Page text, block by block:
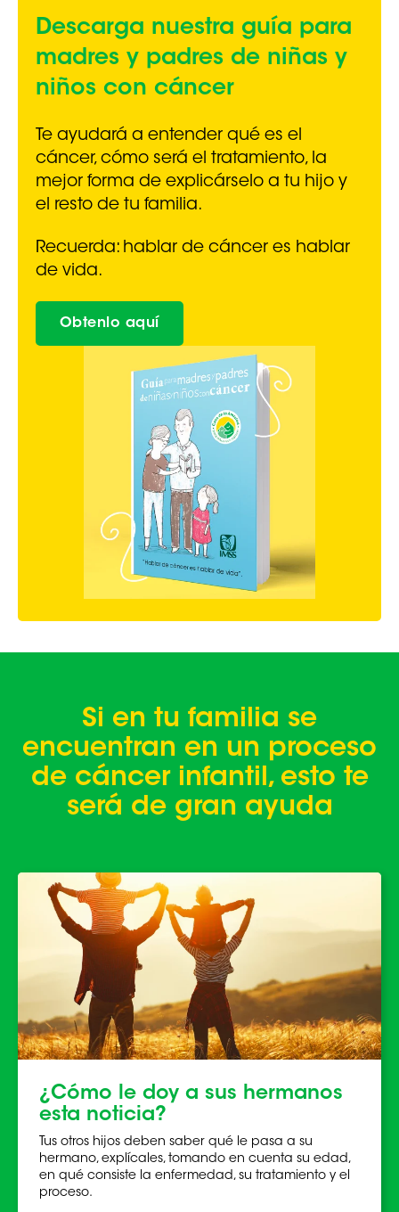
Descarga nuestra guía para
madres y padres de niñas y
niños con cáncer
Te ayudará a entender qué es el
cáncer, cómo será el tratamiento, la
mejor forma de explicárselo a tu hijo y
el resto de tu familia.
Recuerda: hablar de cáncer es hablar
de vida.
Obtenlo aquí
Si en tu familia se
encuentran en un proceso
de cáncer infantil, esto te
será de gran ayuda
¿Cómo le doy a sus hermanos
esta noticia?
Tus otros hijos deben saber qué le pasa a su
hermano, explícales, tomando en cuenta su edad,
en qué consiste la enfermedad, su tratamiento y el
proceso.